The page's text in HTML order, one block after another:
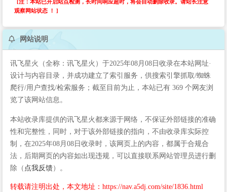
[注：本站已开启站点检测，长时间响应超时，将会自动删除收录。请站长注意
观察网站状态 ！ ]
网站说明
讯飞星火（全称：讯飞星火）于2025年08月08日收录在本站网址·
设计与内容目录，并成功建立了索引服务，供搜索引擎抓取/蜘蛛
爬行/用户查找/检索服务；截至目前为止，本站已有 369 个网友浏
览了该网站信息。
本站收录库提供的讯飞星火都来源于网络，不保证外部链接的准确
性和完整性，同时，对于该外部链接的指向，不由收录库实际控
制，在2025年08月08日收录时，该网页上的内容，都属于合规合
法，后期网页的内容如出现违规，可以直接联系网站管理员进行删
除（ 点我反馈）。
转载请注明出处，本文地址：https://nav.a5dj.com/site/1836.html